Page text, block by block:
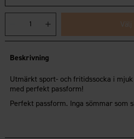
Beskrivning
Utmärkt sport- och fritidssocka i
med perfekt passform!
Perfekt passform. Inga sömmar som